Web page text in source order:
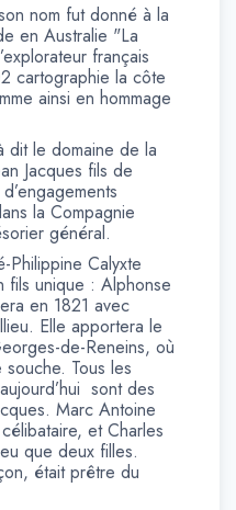
nom fut donné à la
en Australie "La
français
cartographie la côte
ainsi en hommage
dit le domaine de la
Jacques fils de
la Compagnie
général.
Philippine Calyxte
fils unique : Alphonse
en 1821 avec
Elle apportera le
de-Reneins, où
Tous les
sont des
Marc Antoine
et Charles
que deux filles.
était prêtre du